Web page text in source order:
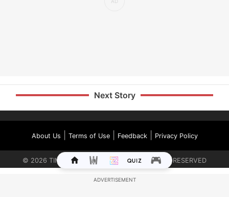
Next Story
About Us Terms of Use| Feedback| Privacy Policy
© 2026 TIMES INTERNET LIMITED. ALL RIGHTS RESERVED